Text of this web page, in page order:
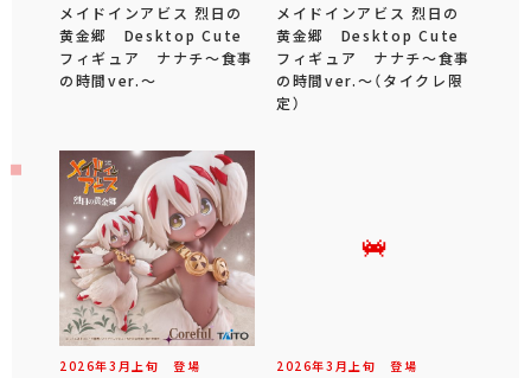
メイドインアビス 烈日の
黄金郷 Desktop Cute
フィギュア ナナチ～食事
の時間ver.～
メイドインアビス 烈日の
黄金郷 Desktop Cute
フィギュア ナナチ～食事
の時間ver.～（タイクレ限
定）
2026年3 月 上旬 登場 2026年3 月 上旬 登場